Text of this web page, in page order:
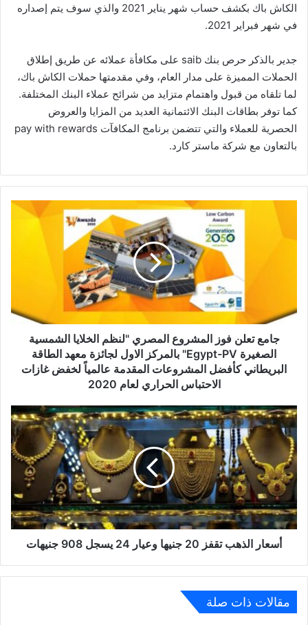
الكاش باك بكشف حساب شهر يناير 2021 والذي سوف يتم إصداره
في شهر فبراير 2021.
جدير بالذكر حرص بنك saib على مكافأة عملائه عن طريق إطلاق
الحملات المميزة على مدار العام، وفي مقدمتها حملات الكاش باك،
لما تلقاه من قبول واهتمام متزايد من شرائح عملاء البنك المختلفة.
كما توفر بطاقات البنك الائتمانية العديد من المزايا والعروض
الحصرية للعملاء والتي تتضمن برنامج المكافآت pay with rewards
بالتعاون مع شركة ماستر كارد.
الشمسية
الصغيرة
Egypt-
بالمركز
معهد
الطاقة
البريطاني
كأفضل
المشروعات
المقدمة
عالمياً
لخفض
غازات
الاحتباس
لعام
جامع تعلن فوز المشروع المصري "لنظم الخلايا الشمسية
الصغيرة Egypt-PV" بالمركز الاول لجائزة معهد الطاقة
البريطاني كأفضل المشروعات المقدمة عالمياً لخفض غازات
الاحتباس الحراري لعام 2020
أسعار
الذهب
تقفز
20
جنيها
وعيار
24
يسجل
908
جنيهاتأسعار الذهب تقفز 20 جنيها وعيار 24 يسجل 908 جنيهات
مقالات ذات صلة